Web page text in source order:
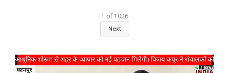
1 of 1026
Next